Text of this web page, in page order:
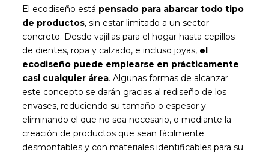
El ecodiseño está pensado para abarcar todo tipo
de productos, sin estar limitado a un sector
concreto. Desde vajillas para el hogar hasta cepillos
de dientes, ropa y calzado, e incluso joyas, el
ecodiseño puede emplearse en prácticamente
casi cualquier área. Algunas formas de alcanzar
este concepto se darán gracias al rediseño de los
envases, reduciendo su tamaño o espesor y
eliminando el que no sea necesario, o mediante la
creación de productos que sean fácilmente
desmontables y con materiales identificables para su